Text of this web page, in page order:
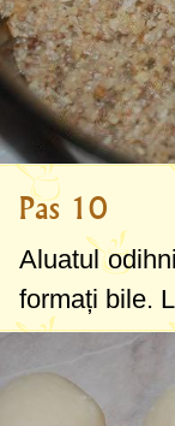
Pas 10
Aluatul
formați bile.